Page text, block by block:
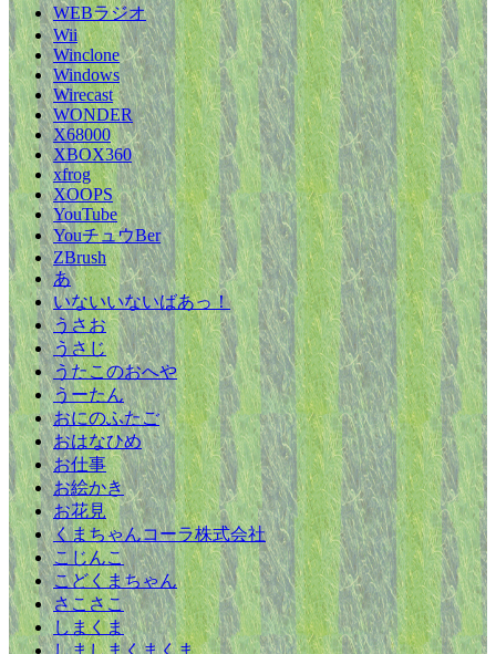
WEBラジオ
Wii
Winclone
Windows
Wirecast
WONDER
X68000
XBOX360
xfrog
XOOPS
YouTube
YouチュウBer
ZBrush
あ
いないいないばあっ！
うさお
うさじ
うたこのおへや
うーたん
おにのふたご
おはなひめ
お仕事
お絵かき
お花見
くまちゃんコーラ株式会社
こじんこ
こどくまちゃん
さこさこ
しまくま
しましまくまくま